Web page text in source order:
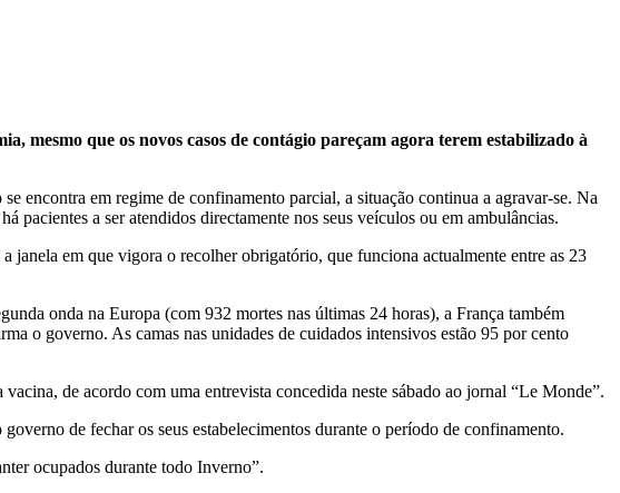
mesmo que os novos casos de contágio pareçam agora terem estabilizado à
encontra em regime de confinamento parcial, a situação continua a agravar-se. Na
pacientes a ser atendidos directamente nos seus veículos ou em ambulâncias.
janela em que vigora o recolher obrigatório, que funciona actualmente entre as 23
onda na Europa (com 932 mortes nas últimas 24 horas), a França também
o governo. As camas nas unidades de cuidados intensivos estão 95 por cento
de acordo com uma entrevista concedida neste sábado ao jornal “Le Monde”.
de fechar os seus estabelecimentos durante o período de confinamento.
ocupados durante todo Inverno”.